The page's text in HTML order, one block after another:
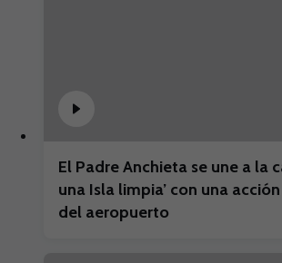
El Padre Anchieta se une a la
una Isla limpia’ con una
del aeropuerto